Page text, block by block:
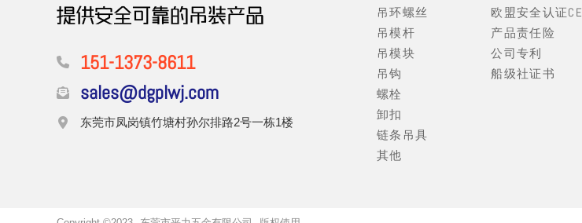
151-1373-8611
sales@dgplwj.com
东莞市凤岗镇竹塘村孙尔排路2号一栋1楼
吊环螺丝
吊模杆
吊模块
吊钩
螺栓
卸扣
链条吊具
其他
欧盟安全认证CE
产品责任险
公司专利
船级社证书